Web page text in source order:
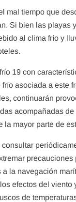
mal tiempo que
Si bien las playas
al clima frío y
19 con
asociada a este
continuarán
acompañadas de
la mayor parte de
precauciones
la navegación
efectos del viento
de